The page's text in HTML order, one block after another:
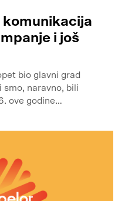
komunikacija
i još
bio glavni grad
naravno, bili
ove godine…